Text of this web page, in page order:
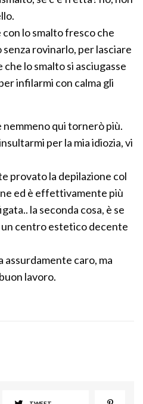
con lo smalto fresco che
rovinarlo, per lasciare
lo smalto si asciugasse
infilarmi con calma gli
qui tornerò più.
per la mia idiozia, vi
provato la depilazione col
ed è effettivamente più
la seconda cosa, è se
centro estetico decente
assurdamente caro, ma
lavoro.